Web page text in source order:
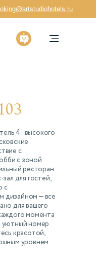
4* высокого
с
с зоной
ресторан
для гостей,
с
дизайном — все
для вашего
момента
уютный номер
красотой,
уровнем